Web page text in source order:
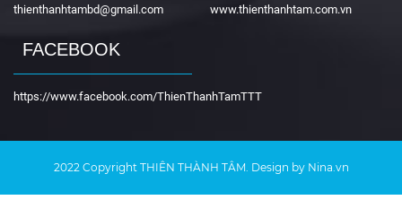
thienthanhtambd@gmail.com www.thienthanhtam.com.vn
FACEBOOK
https://www.facebook.com/ThienThanhTamTTT
2022 Copyright THIÊN THÀNH TÂM . Design by Nina.vn